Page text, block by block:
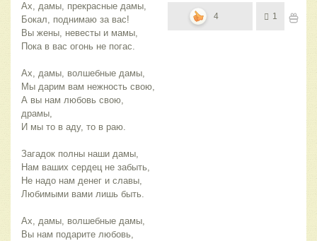
Ах, дамы, прекрасные дамы,
Бокал, поднимаю за вас!
Вы жены, невесты и мамы,
Пока в вас огонь не погас.
Ах, дамы, волшебные дамы,
Мы дарим вам нежность свою,
А вы нам любовь свою,
драмы,
И мы то в аду, то в раю.
Загадок полны наши дамы,
Нам ваших сердец не забыть,
Не надо нам денег и славы,
Любимыми вами лишь быть.
Ах, дамы, волшебные дамы,
Вы нам подарите любовь,
4 1